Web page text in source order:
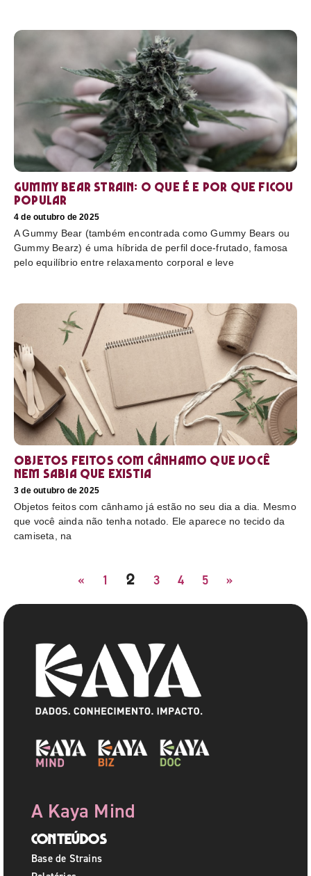
Gummy Bear Strain: o que é e por que ficou
popular
4 de outubro de 2025
A Gummy Bear (também encontrada como Gummy Bears ou
Gummy Bearz) é uma híbrida de perfil doce-frutado, famosa
pelo equilíbrio entre relaxamento corporal e leve
Objetos feitos com cânhamo que você
nem sabia que existia
3 de outubro de 2025
Objetos feitos com cânhamo já estão no seu dia a dia. Mesmo
que você ainda não tenha notado. Ele aparece no tecido da
camiseta, na
« 1 2 3 4 5 »
A Kaya Mind
Conteúdos
Base de Strains